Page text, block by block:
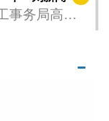
事务局高度